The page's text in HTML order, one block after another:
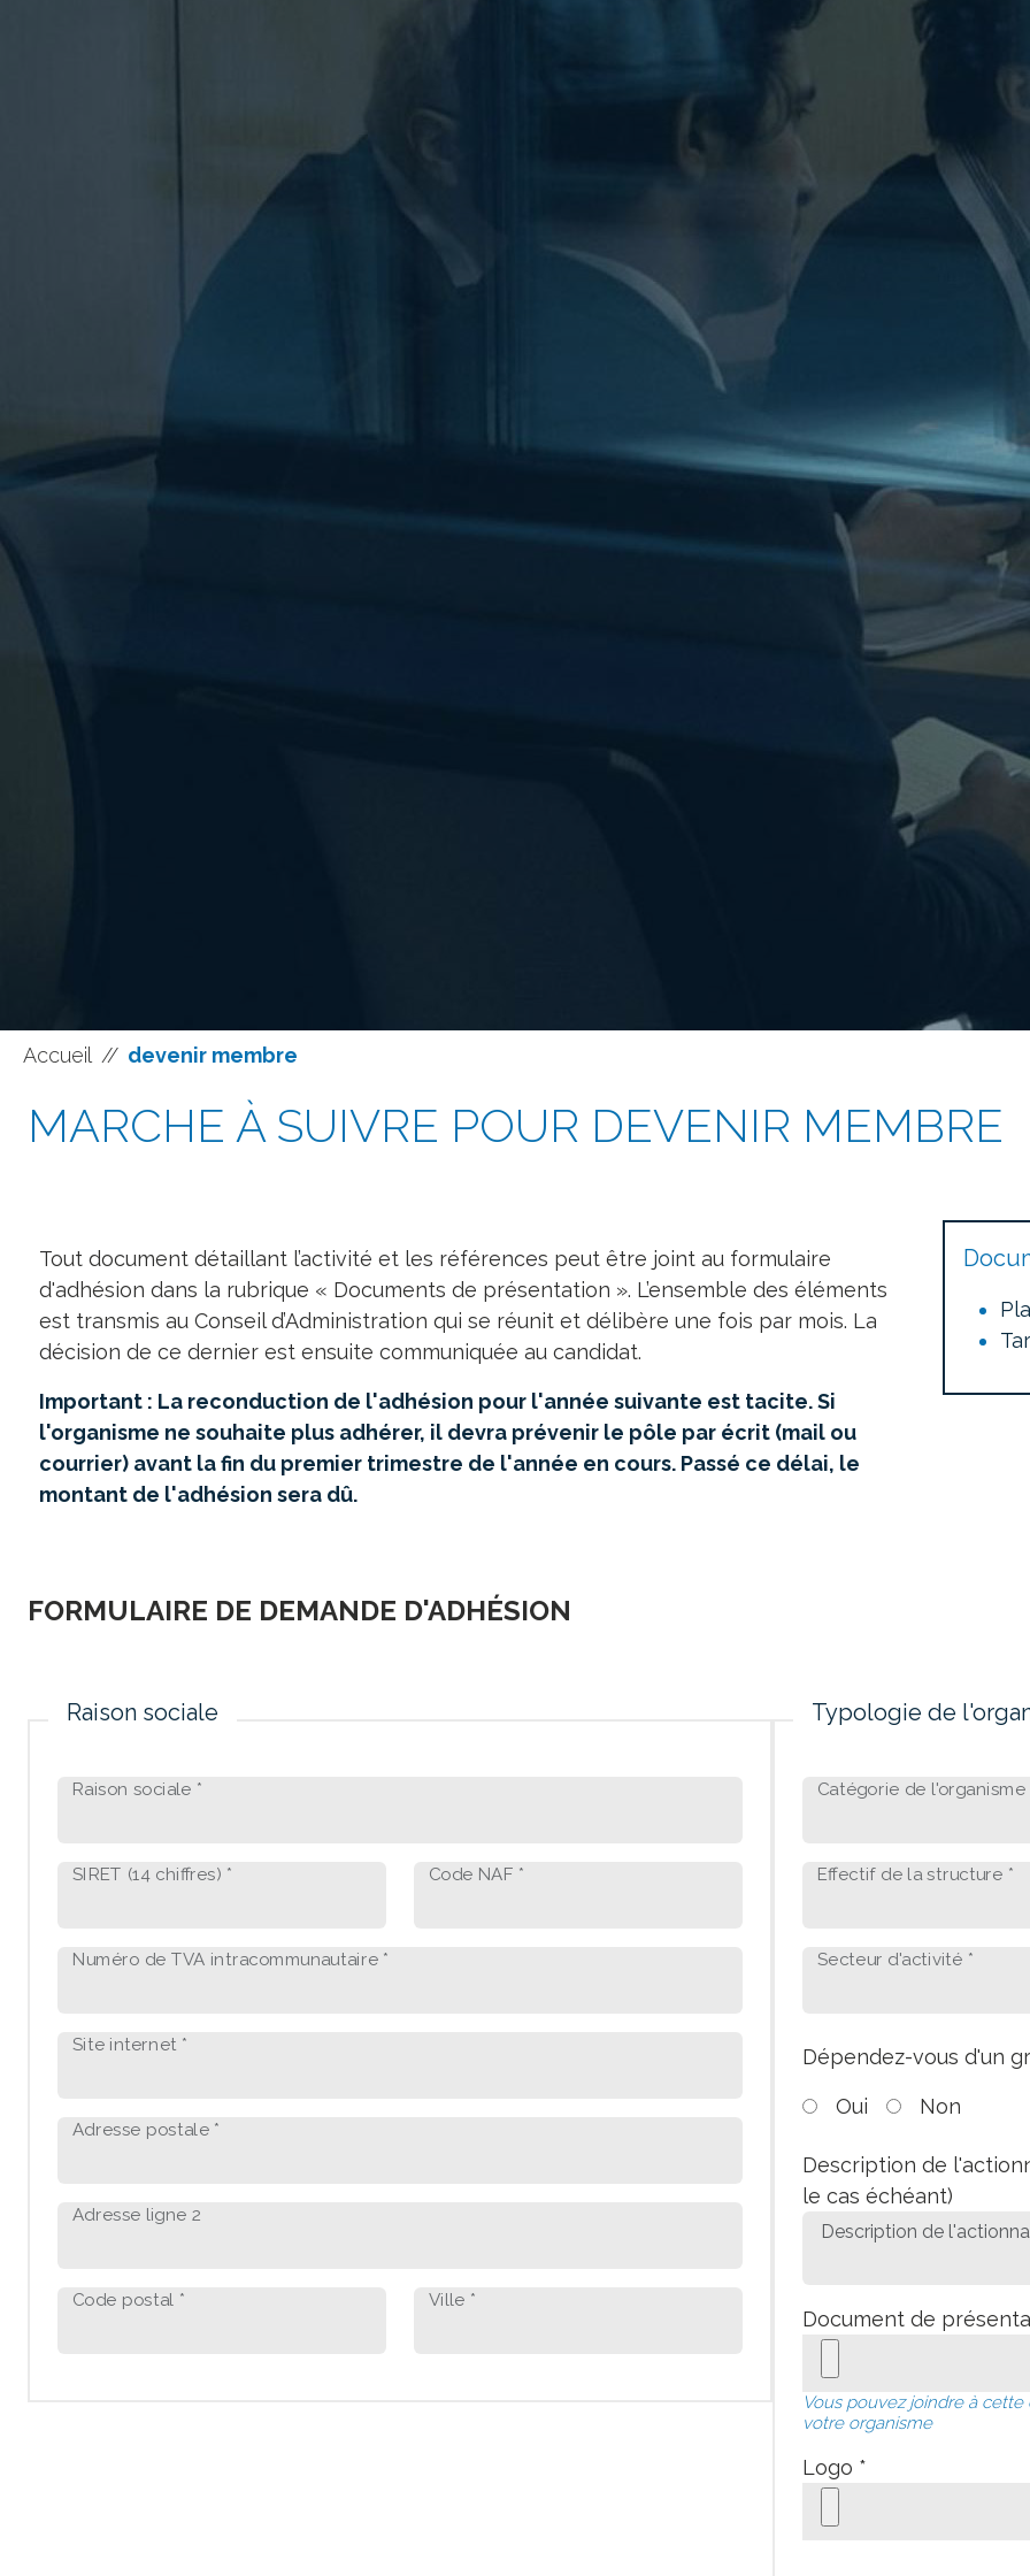
Accueil // devenir membre
MARCHE À SUIVRE POUR DEVENIR MEMBRE
Tout document détaillant l’activité et les références peut être joint au formulaire
d'adhésion dans la rubrique « Documents de présentation ». L’ensemble des éléments
est transmis au Conseil d’Administration qui se réunit et délibère une fois par mois. La
décision de ce dernier est ensuite communiquée au candidat.
Important : La reconduction de l'adhésion pour l'année suivante est tacite. Si
l'organisme ne souhaite plus adhérer, il devra prévenir le pôle par écrit (mail ou
courrier) avant la fin du premier trimestre de l'année en cours. Passé ce délai, le
montant de l'adhésion sera dû.
FORMULAIRE DE DEMANDE D'ADHÉSION
Raison sociale
Raison sociale *
SIRET (14 chiffres) * Code NAF *
Numéro de TVA intracommunautaire *
Site internet *
Adresse postale *
Adresse ligne 2
Code postal * Ville *
Typologie de
Catégorie de l'organisme
Effectif de la structure *
Secteur d'activité *
Dépendez-vous d'un
Oui Non
Description de
le cas échéant)
Document de
Vous pouvez joindre à
votre organisme
Logo *